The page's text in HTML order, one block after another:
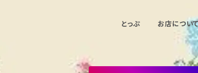
とっぷ お店につい